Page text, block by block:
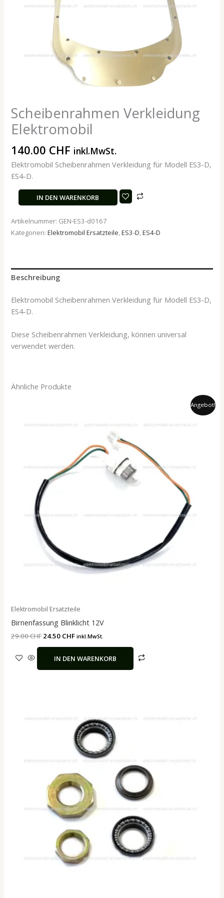
Scheibenrahmen Verkleidung
Elektromobil
140.00 CHF inkl.MwSt.
Elektromobil Scheibenrahmen Verkleidung für Modell ES3-D,
ES4-D.
IN DEN WARENKORB
Artikelnummer: GEN-ES3-d0167
Kategorien:Elektromobil Ersatzteile,ES3-D,ES4-D
Beschreibung
Elektromobil Scheibenrahmen Verkleidung für Modell ES3-D,
ES4-D.
Diese Scheibenrahmen Verkleidung, können universal
verwendet werden.
Ähnliche Produkte
Angebot!
Elektromobil Ersatzteile
Birnenfassung Blinklicht 12V
29.00CHF
29.00 CHF
24.50 CHF
24.50 CHF.
inkl.MwSt.
IN DEN WARENKORB